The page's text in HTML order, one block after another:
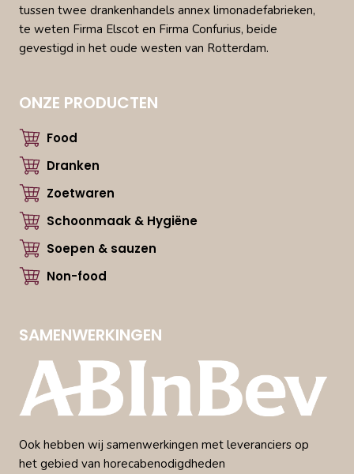
tussen twee drankenhandels annex limonadefabrieken,
te weten Firma Elscot en Firma Confurius, beide
gevestigd in het oude westen van Rotterdam.
ONZE PRODUCTEN
Food
Dranken
Zoetwaren
Schoonmaak & Hygiëne
Soepen & sauzen
Non-food
SAMENWERKINGEN
Ook hebben wij samenwerkingen met leveranciers op
het gebied van horecabenodigdheden